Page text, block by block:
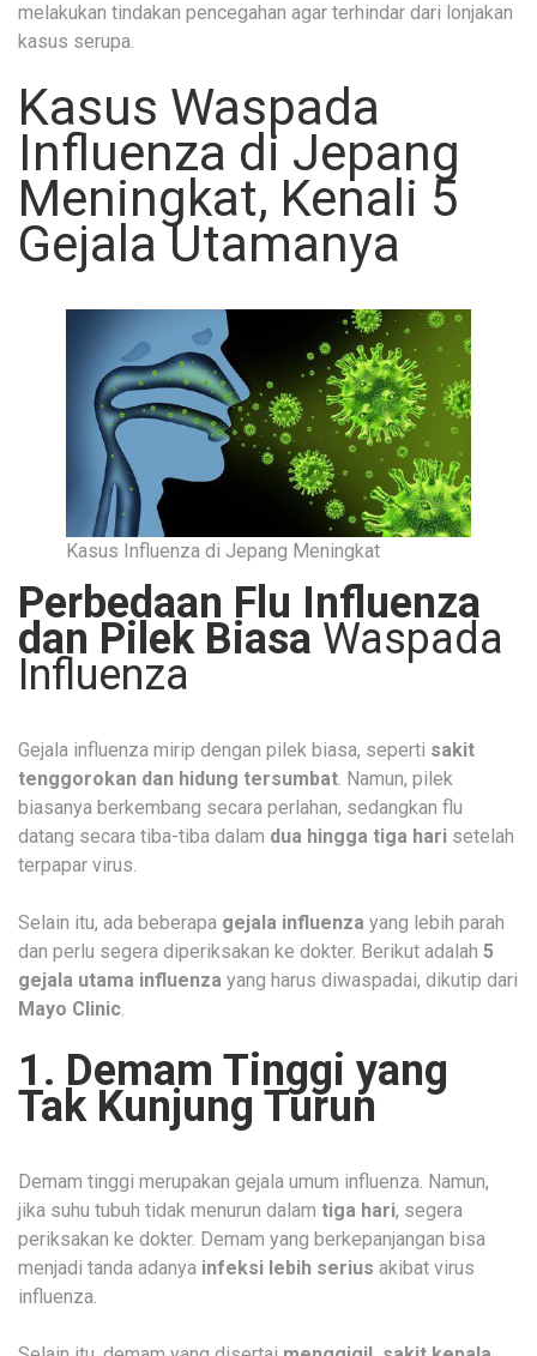
melakukan tindakan pencegahan agar terhindar dari lonjakan
kasus serupa.
Kasus Waspada
Influenza di Jepang
Meningkat, Kenali 5
Gejala Utamanya
Kasus Influenza di Jepang Meningkat
Perbedaan Flu Influenza
dan Pilek Biasa Waspada
Influenza
Gejala influenza mirip dengan pilek biasa, seperti sakit
tenggorokan dan hidung tersumbat. Namun, pilek
biasanya berkembang secara perlahan, sedangkan flu
datang secara tiba-tiba dalam dua hingga tiga hari setelah
terpapar virus.
Selain itu, ada beberapa gejala influenza yang lebih parah
dan perlu segera diperiksakan ke dokter. Berikut adalah 5
gejala utama influenza yang harus diwaspadai, dikutip dari
Mayo Clinic.
1. Demam Tinggi yang
Tak Kunjung Turun
Demam tinggi merupakan gejala umum influenza. Namun,
jika suhu tubuh tidak menurun dalam tiga hari, segera
periksakan ke dokter. Demam yang berkepanjangan bisa
menjadi tanda adanya infeksi lebih serius akibat virus
influenza.